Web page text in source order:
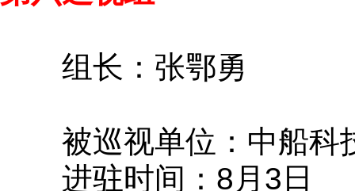
组长：张鄂勇
被巡视单位：中船科
进驻时间：8月3日